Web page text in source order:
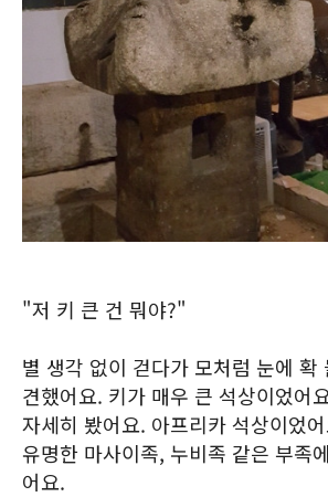
"저 키 큰 건 뭐야?"
별 생각 없이 걷다가 모처럼 눈에 확
견했어요. 키가 매우 큰 석상이었어
자세히 봤어요. 아프리카 석상이었
유명한 마사이족, 누비족 같은 부족
어요.